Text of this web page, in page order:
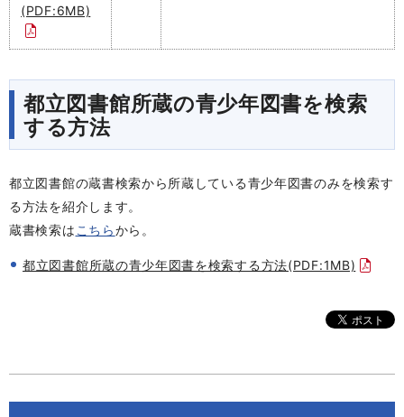
(PDF:6MB)
都立図書館所蔵の青少年図書を検索
する方法
都立図書館の蔵書検索から所蔵している青少年図書のみを検索す
る方法を紹介します。
蔵書検索は こちらから。
都立図書館所蔵の青少年図書を検索する方法(PDF:1MB)